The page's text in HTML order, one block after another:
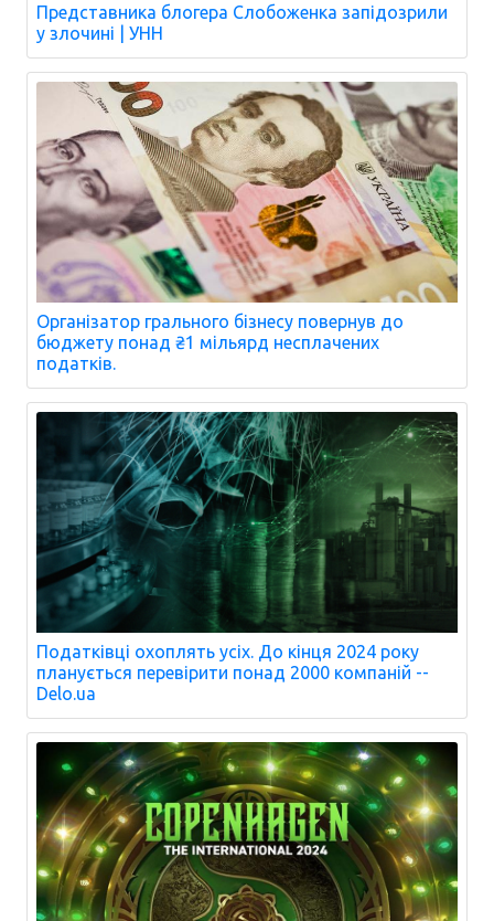
Представника блогера Слобоженка запідозрили
у злочині | УНН
Організатор грального бізнесу повернув до
бюджету понад ₴1 мільярд несплачених
податків.
Податківці охоплять усіх. До кінця 2024 року
планується перевірити понад 2000 компаній --
Delo.ua